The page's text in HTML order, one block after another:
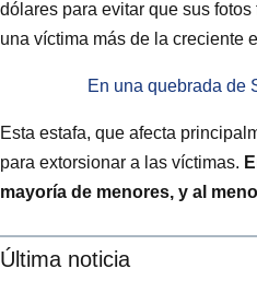
dólares para evitar que sus
una víctima más de la creciente
En una quebrada de
Esta estafa, que afecta
para extorsionar a las víctimas.
mayoría de menores, y al
Última noticia